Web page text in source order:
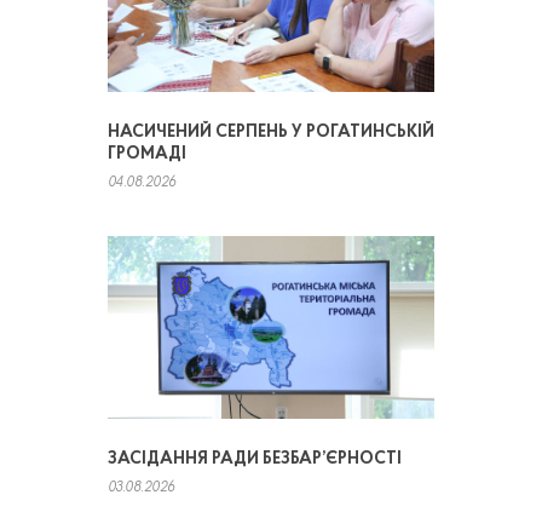
НАСИЧЕНИЙ СЕРПЕНЬ У РОГАТИНСЬКІЙ
ГРОМАДІ
04.08.2026
ЗАСІДАННЯ РАДИ БЕЗБАР’ЄРНОСТІ
03.08.2026